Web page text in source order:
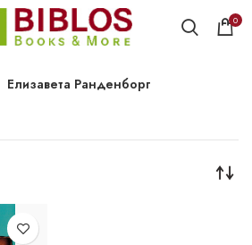
0
Елизавета Ранденборг